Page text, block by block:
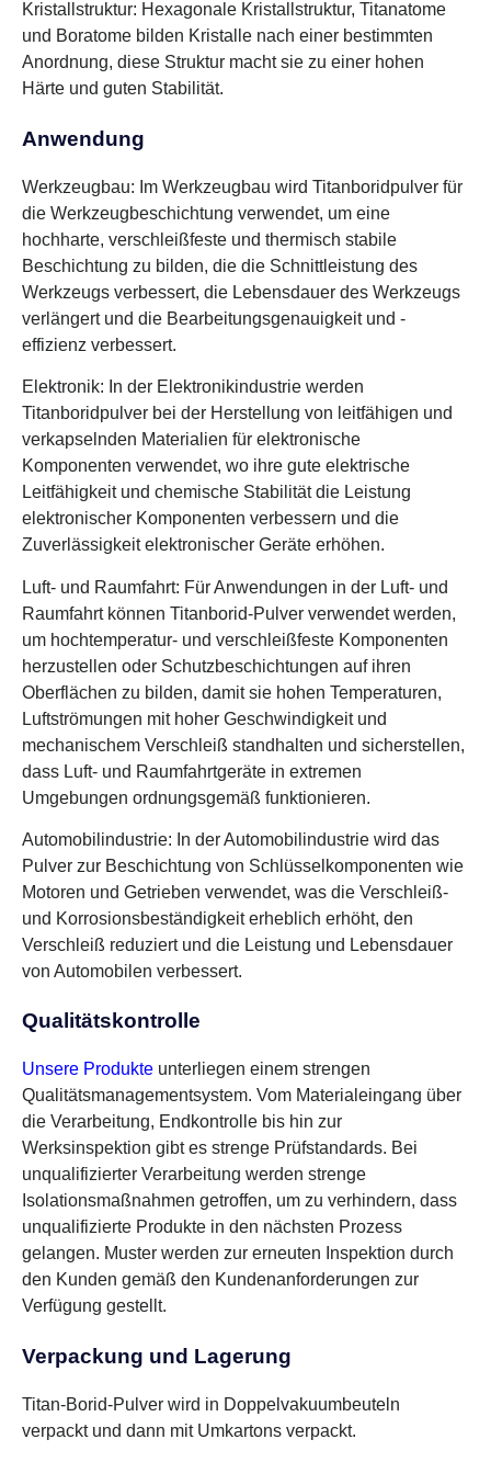
Kristallstruktur: Hexagonale Kristallstruktur, Titanatome
und Boratome bilden Kristalle nach einer bestimmten
Anordnung, diese Struktur macht sie zu einer hohen
Härte und guten Stabilität.
Anwendung
Werkzeugbau: Im Werkzeugbau wird Titanboridpulver für
die Werkzeugbeschichtung verwendet, um eine
hochharte, verschleißfeste und thermisch stabile
Beschichtung zu bilden, die die Schnittleistung des
Werkzeugs verbessert, die Lebensdauer des Werkzeugs
verlängert und die Bearbeitungsgenauigkeit und -
effizienz verbessert.
Elektronik: In der Elektronikindustrie werden
Titanboridpulver bei der Herstellung von leitfähigen und
verkapselnden Materialien für elektronische
Komponenten verwendet, wo ihre gute elektrische
Leitfähigkeit und chemische Stabilität die Leistung
elektronischer Komponenten verbessern und die
Zuverlässigkeit elektronischer Geräte erhöhen.
Luft- und Raumfahrt: Für Anwendungen in der Luft- und
Raumfahrt können Titanborid-Pulver verwendet werden,
um hochtemperatur- und verschleißfeste Komponenten
herzustellen oder Schutzbeschichtungen auf ihren
Oberflächen zu bilden, damit sie hohen Temperaturen,
Luftströmungen mit hoher Geschwindigkeit und
mechanischem Verschleiß standhalten und sicherstellen,
dass Luft- und Raumfahrtgeräte in extremen
Umgebungen ordnungsgemäß funktionieren.
Automobilindustrie: In der Automobilindustrie wird das
Pulver zur Beschichtung von Schlüsselkomponenten wie
Motoren und Getrieben verwendet, was die Verschleiß-
und Korrosionsbeständigkeit erheblich erhöht, den
Verschleiß reduziert und die Leistung und Lebensdauer
von Automobilen verbessert.
Qualitätskontrolle
Unsere Produkte unterliegen einem strengen
Qualitätsmanagementsystem. Vom Materialeingang über
die Verarbeitung, Endkontrolle bis hin zur
Werksinspektion gibt es strenge Prüfstandards. Bei
unqualifizierter Verarbeitung werden strenge
Isolationsmaßnahmen getroffen, um zu verhindern, dass
unqualifizierte Produkte in den nächsten Prozess
gelangen. Muster werden zur erneuten Inspektion durch
den Kunden gemäß den Kundenanforderungen zur
Verfügung gestellt.
Verpackung und Lagerung
Titan-Borid-Pulver wird in Doppelvakuumbeuteln
verpackt und dann mit Umkartons verpackt.